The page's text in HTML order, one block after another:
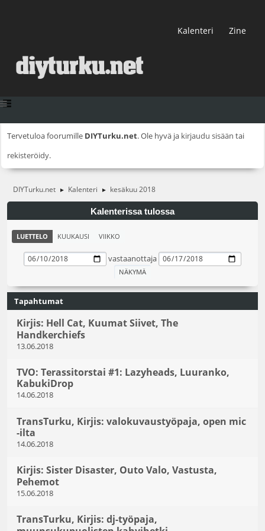
Kalenteri Zine
Tervetuloa foorumille DIYTurku.net. Ole hyvä ja kirjaudu sisään tai
rekisteröidy.
DIYTurku.net ► Kalenteri ► kesäkuu 2018
Kalenterissa tulossa
LUETTELO KUUKAUSI VIIKKO
vastaanottaja
Tapahtumat
Kirjis: Hell Cat, Kuumat Siivet, The
Handkerchiefs
13.06.2018
TVO: Terassitorstai #1: Lazyheads, Luuranko,
KabukiDrop
14.06.2018
TransTurku, Kirjis: valokuvaustyöpaja, open mic
-ilta
14.06.2018
Kirjis: Sister Disaster, Outo Valo, Vastusta,
Pehemot
15.06.2018
TransTurku, Kirjis: dj-työpaja,